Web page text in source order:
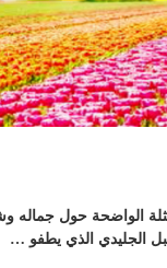
الواضحة حول جماله
الجليدي الذي يطفو …